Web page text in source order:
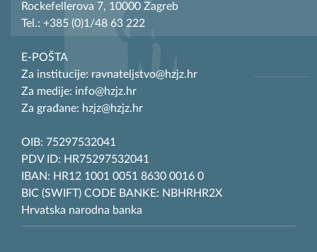
Rockefellerova 7, 10000 Zagreb
Tel.: +385 (0)1/48 63 222
E-POŠTA
Za institucije: ravnateljstvo@hzjz.hr
Za medije: info@hzjz.hr
Za građane: hzjz@hzjz.hr
OIB: 75297532041
PDV ID: HR75297532041
IBAN: HR12 1001 0051 8630 0016 0
BIC (SWIFT) CODE BANKE: NBHRHR2X
Hrvatska narodna banka